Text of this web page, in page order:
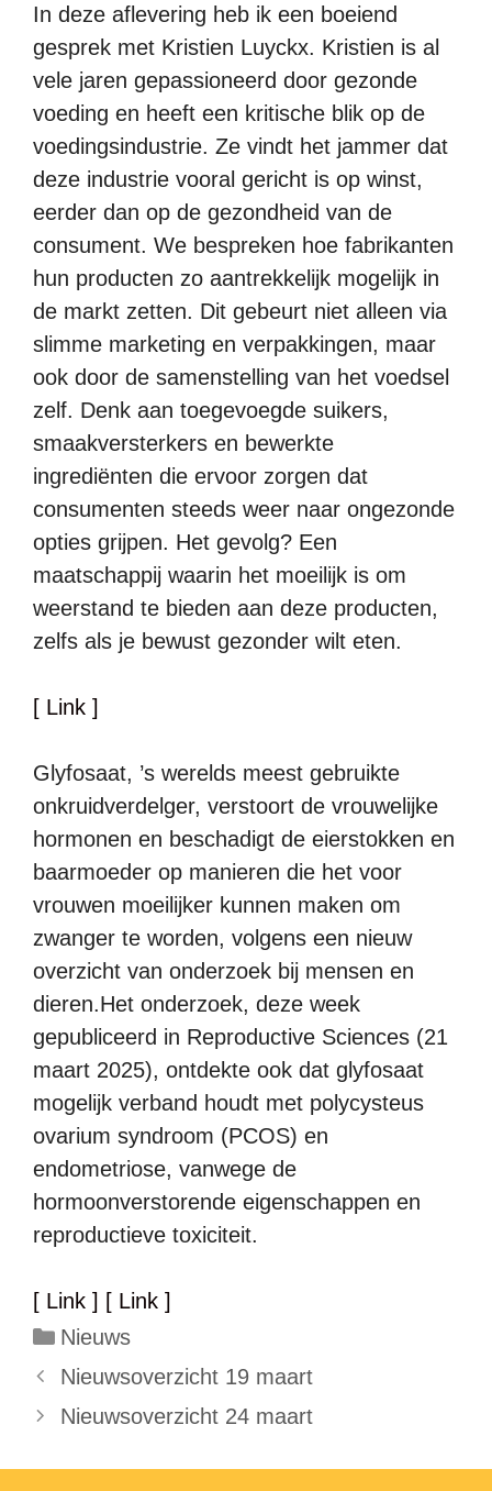
In deze aflevering heb ik een boeiend
gesprek met Kristien Luyckx. Kristien is al
vele jaren gepassioneerd door gezonde
voeding en heeft een kritische blik op de
voedingsindustrie. Ze vindt het jammer dat
deze industrie vooral gericht is op winst,
eerder dan op de gezondheid van de
consument. We bespreken hoe fabrikanten
hun producten zo aantrekkelijk mogelijk in
de markt zetten. Dit gebeurt niet alleen via
slimme marketing en verpakkingen, maar
ook door de samenstelling van het voedsel
zelf. Denk aan toegevoegde suikers,
smaakversterkers en bewerkte
ingrediënten die ervoor zorgen dat
consumenten steeds weer naar ongezonde
opties grijpen. Het gevolg? Een
maatschappij waarin het moeilijk is om
weerstand te bieden aan deze producten,
zelfs als je bewust gezonder wilt eten.
[ Link ]
Glyfosaat, ’s werelds meest gebruikte
onkruidverdelger, verstoort de vrouwelijke
hormonen en beschadigt de eierstokken en
baarmoeder op manieren die het voor
vrouwen moeilijker kunnen maken om
zwanger te worden, volgens een nieuw
overzicht van onderzoek bij mensen en
dieren.Het onderzoek, deze week
gepubliceerd in Reproductive Sciences (21
maart 2025), ontdekte ook dat glyfosaat
mogelijk verband houdt met polycysteus
ovarium syndroom (PCOS) en
endometriose, vanwege de
hormoonverstorende eigenschappen en
reproductieve toxiciteit.
[ Link ] [ Link ]
Categorieën
Nieuws
Nieuwsoverzicht 19 maart
Nieuwsoverzicht 24 maart